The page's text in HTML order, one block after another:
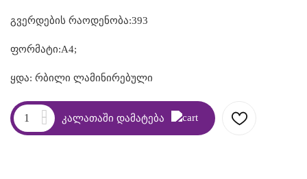
გვერდების რაოდენობა:393
ფორმატი:A4;
ყდა: რბილი ლამინირებული
კალათაში დამატება